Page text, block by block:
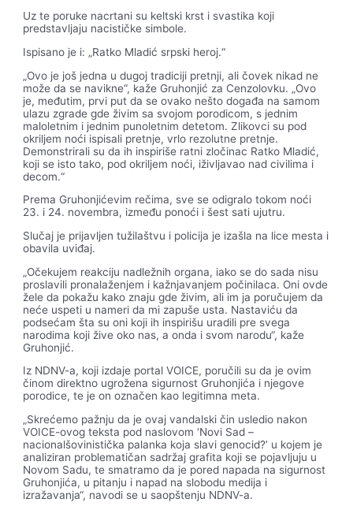
Uz te poruke nacrtani su keltski krst i svastika koji
predstavljaju nacističke simbole.
Ispisano je i: „Ratko Mladić srpski heroj.“
„Ovo je još jedna u dugoj tradiciji pretnji, ali čovek nikad ne
može da se navikne“, kaže Gruhonjić za Cenzolovku. „Ovo
je, međutim, prvi put da se ovako nešto događa na samom
ulazu zgrade gde živim sa svojom porodicom, s jednim
maloletnim i jednim punoletnim detetom. Zlikovci su pod
okriljem noći ispisali pretnje, vrlo rezolutne pretnje.
Demonstrirali su da ih inspiriše ratni zločinac Ratko Mladić,
koji se isto tako, pod okriljem noći, iživljavao nad civilima i
decom.“
Prema Gruhonjićevim rečima, sve se odigralo tokom noći
23. i 24. novembra, između ponoći i šest sati ujutru.
Slučaj je prijavljen tužilaštvu i policija je izašla na lice mesta i
obavila uviđaj.
„Očekujem reakciju nadležnih organa, iako se do sada nisu
proslavili pronalaženjem i kažnjavanjem počinilaca. Oni ovde
žele da pokažu kako znaju gde živim, ali im ja poručujem da
neće uspeti u nameri da mi zapuše usta. Nastaviću da
podsećam šta su oni koji ih inspirišu uradili pre svega
narodima koji žive oko nas, a onda i svom narodu“, kaže
Gruhonjić.
Iz NDNV-a, koji izdaje portal VOICE, poručili su da je ovim
činom direktno ugrožena sigurnost Gruhonjića i njegove
porodice, te je on označen kao legitimna meta.
„Skrećemo pažnju da je ovaj vandalski čin usledio nakon
VOICE-ovog teksta pod naslovom ‘Novi Sad –
nacionalšovinistička palanka koja slavi genocid?’ u kojem je
analiziran problematičan sadržaj grafita koji se pojavljuju u
Novom Sadu, te smatramo da je pored napada na sigurnost
Gruhonjića, u pitanju i napad na slobodu medija i
izražavanja“, navodi se u saopštenju NDNV-a.